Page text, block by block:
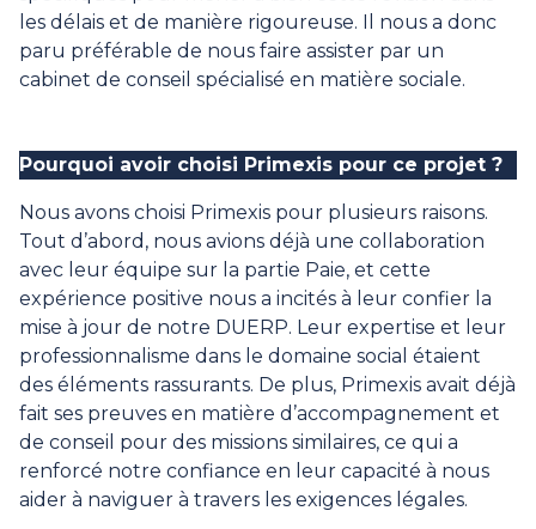
les délais et de manière rigoureuse. Il nous a donc
paru préférable de nous faire assister par un
cabinet de conseil spécialisé en matière sociale.
Pourquoi avoir choisi Primexis pour ce projet ?
Nous avons choisi Primexis pour plusieurs raisons.
Tout d’abord, nous avions déjà une collaboration
avec leur équipe sur la partie Paie, et cette
expérience positive nous a incités à leur confier la
mise à jour de notre DUERP. Leur expertise et leur
professionnalisme dans le domaine social étaient
des éléments rassurants. De plus, Primexis avait déjà
fait ses preuves en matière d’accompagnement et
de conseil pour des missions similaires, ce qui a
renforcé notre confiance en leur capacité à nous
aider à naviguer à travers les exigences légales.